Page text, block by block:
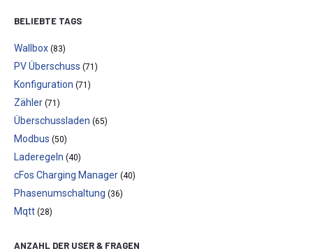
BELIEBTE TAGS
Wallbox (83)
PV Überschuss (71)
Konfiguration (71)
Zähler (71)
Überschussladen (65)
Modbus (50)
Laderegeln (40)
cFos Charging Manager (40)
Phasenumschaltung (36)
Mqtt (28)
ANZAHL DER USER & FRAGEN